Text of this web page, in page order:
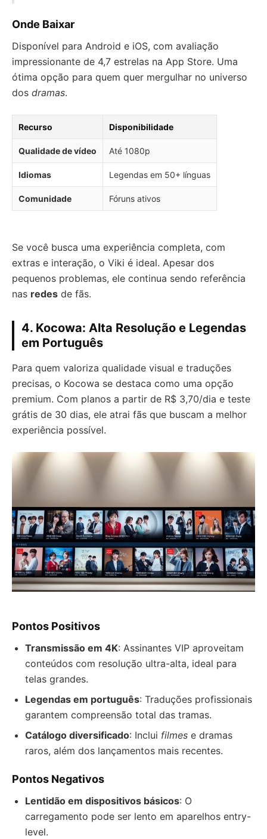
Onde Baixar
Disponível para Android e iOS, com avaliação
impressionante de 4,7 estrelas na App Store. Uma
ótima opção para quem quer mergulhar no universo
dos dramas.
Recurso Disponibilidade
Qualidade de vídeo Até 1080p
Idiomas Legendas em 50+ línguas
Comunidade Fóruns ativos
Se você busca uma experiência completa, com
extras e interação, o Viki é ideal. Apesar dos
pequenos problemas, ele continua sendo referência
nas redes de fãs.
4. Kocowa: Alta Resolução e Legendas
em Português
Para quem valoriza qualidade visual e traduções
precisas, o Kocowa se destaca como uma opção
premium. Com planos a partir de R$ 3,70/dia e teste
grátis de 30 dias, ele atrai fãs que buscam a melhor
experiência possível.
Pontos Positivos
Transmissão em 4K: Assinantes VIP aproveitam
conteúdos com resolução ultra-alta, ideal para
telas grandes.
Legendas em português: Traduções profissionais
garantem compreensão total das tramas.
Catálogo diversificado: Inclui filmes e dramas
raros, além dos lançamentos mais recentes.
Pontos Negativos
Lentidão em dispositivos básicos: O
carregamento pode ser lento em aparelhos entry-
level.